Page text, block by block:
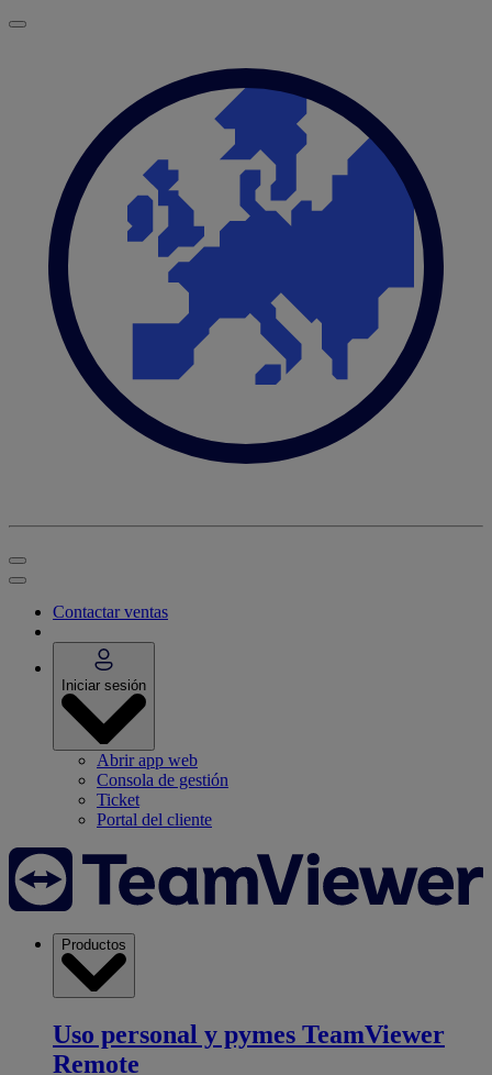
Contactar ventas
Iniciar sesión
Abrir app web
Consola de gestión
Ticket
Portal del cliente
Productos
Uso personal y pymes TeamViewer
Remote